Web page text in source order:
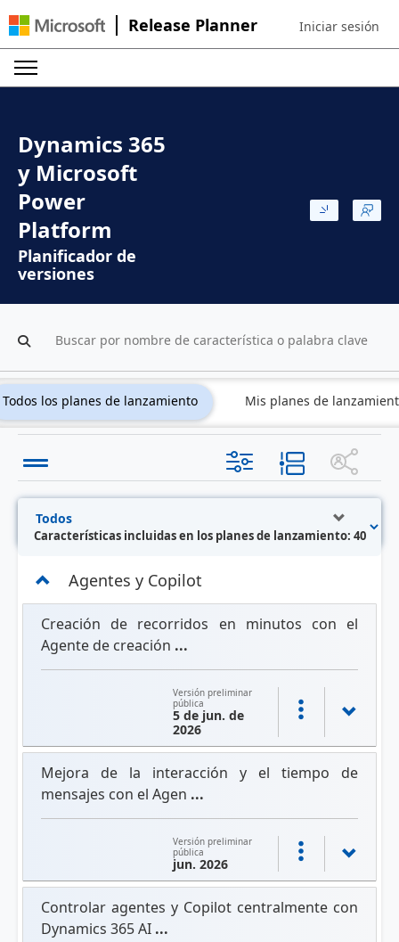
Release Planner Sign in to your
Iniciar sesión
Dynamics 365
y Microsoft
Power
Platform
Planificador de
versiones
Todos los planes de lanzamiento Mis planes de
Características incluidas en los planes de lanzamiento: 40
Agentes y Copilot
Creación de recorridos en minutos con el
Agente de creación ...
Versión preliminar
pública
5 de jun. de
2026
Mejora de la interacción y el tiempo de
mensajes con el Agen ...
Versión preliminar
pública
jun. 2026
Controlar agentes y Copilot centralmente con
Dynamics 365 AI ...